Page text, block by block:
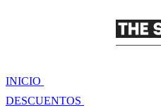
INICIO
DESCUENTOS